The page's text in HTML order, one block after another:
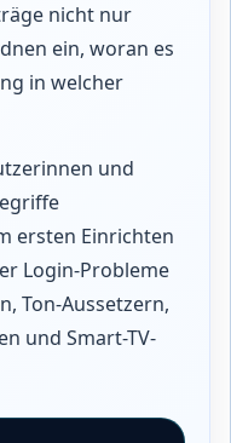
nicht nur
ein, woran es
in welcher
und
ersten Einrichten
Login-Probleme
Ton-Aussetzern,
und Smart-TV-